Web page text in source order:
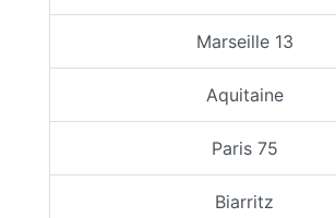
Marseille 13
Aquitaine
Paris 75
Biarritz